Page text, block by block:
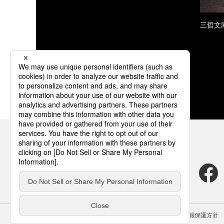
三哲文
サイトのご利用にあたって クッキーポリシー 個人情報保護方針